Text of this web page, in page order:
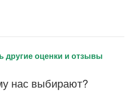
другие оценки и отзывы
нас выбирают?